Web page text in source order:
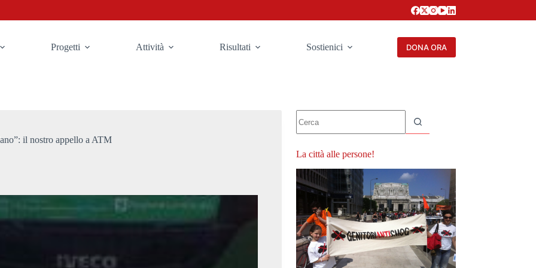
Progetti Attività Risultati Sostienici DONA ORA
il nostro appello a ATM
risultato
La città alle persone!